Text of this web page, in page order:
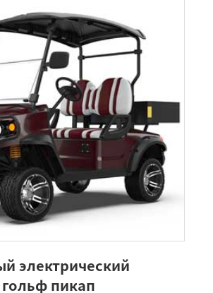
электрический
гольф пикап